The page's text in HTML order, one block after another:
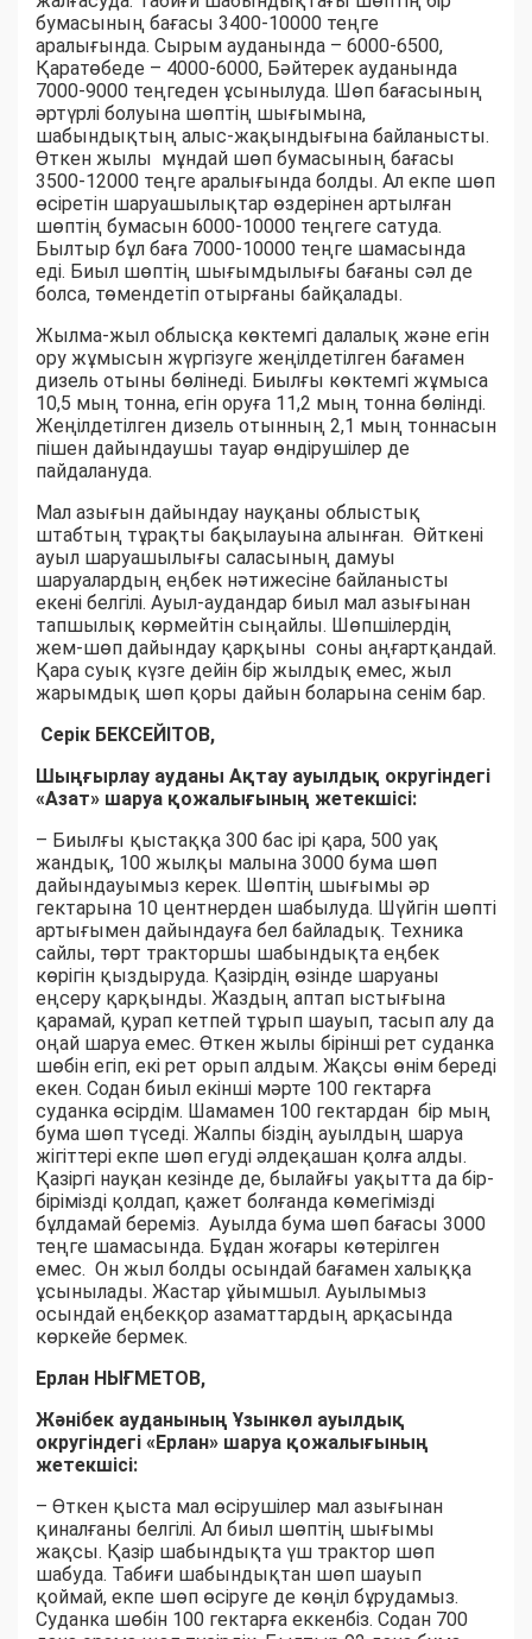
бумасының бағасы 3400-10000 теңге
аралығында. Сырым ауданында – 6000-6500,
Қаратөбеде – 4000-6000, Бәйтерек ауданында
7000-9000 теңгеден ұсынылуда. Шөп бағасының
әртүрлі болуына шөптің шығымына,
шабындықтың алыс-жақындығына байланысты.
Өткен жылы мұндай шөп бумасының бағасы
3500-12000 теңге аралығында болды. Ал екпе шөп
өсіретін шаруашылықтар өздерінен артылған
шөптің бумасын 6000-10000 теңгеге сатуда.
Былтыр бұл баға 7000-10000 теңге шамасында
еді. Биыл шөптің шығымдылығы бағаны сәл де
болса, төмендетіп отырғаны байқалады.
Жылма-жыл облысқа көктемгі далалық және егін
ору жұмысын жүргізуге жеңілдетілген бағамен
дизель отыны бөлінеді. Биылғы көктемгі жұмыса
10,5 мың тонна, егін оруға 11,2 мың тонна бөлінді.
Жеңілдетілген дизель отынның 2,1 мың тоннасын
пішен дайындаушы тауар өндірушілер де
пайдалануда.
Мал азығын дайындау науқаны облыстық
штабтың тұрақты бақылауына алынған. Өйткені
ауыл шаруашылығы саласының дамуы
шаруалардың еңбек нәтижесіне байланысты
екені белгілі. Ауыл-аудандар биыл мал азығынан
тапшылық көрмейтін сыңайлы. Шөпшілердің
жем-шөп дайындау қарқыны соны аңғартқандай.
Қара суық күзге дейін бір жылдық емес, жыл
жарымдық шөп қоры дайын боларына сенім бар.
Серік БЕКСЕЙІТОВ,
Шыңғырлау ауданы Ақтау ауылдық округіндегі
«Азат» шаруа қожалығының жетекшісі:
– Биылғы қыстаққа 300 бас ірі қара, 500 уақ
жандық, 100 жылқы малына 3000 бума шөп
дайындауымыз керек. Шөптің шығымы әр
гектарына 10 центнерден шабылуда. Шүйгін шөпті
артығымен дайындауға бел байладық. Техника
сайлы, төрт тракторшы шабындықта еңбек
көрігін қыздыруда. Қазірдің өзінде шаруаны
еңсеру қарқынды. Жаздың аптап ыстығына
қарамай, қурап кетпей тұрып шауып, тасып алу да
оңай шаруа емес. Өткен жылы бірінші рет суданка
шөбін егіп, екі рет орып алдым. Жақсы өнім береді
екен. Содан биыл екінші мәрте 100 гектарға
суданка өсірдім. Шамамен 100 гектардан бір мың
бума шөп түседі. Жалпы біздің ауылдың шаруа
жігіттері екпе шөп егуді әлдеқашан қолға алды.
Қазіргі науқан кезінде де, былайғы уақытта да бір-
бірімізді қолдап, қажет болғанда көмегімізді
бұлдамай береміз. Ауылда бума шөп бағасы 3000
теңге шамасында. Бұдан жоғары көтерілген
емес. Он жыл болды осындай бағамен халыққа
ұсынылады. Жастар ұйымшыл. Ауылымыз
осындай еңбекқор азаматтардың арқасында
көркейе бермек.
Ерлан НЫҒМЕТОВ,
Жәнібек ауданының Ұзынкөл ауылдық
округіндегі «Ерлан» шаруа қожалығының
жетекшісі:
– Өткен қыста мал өсірушілер мал азығынан
қиналғаны белгілі. Ал биыл шөптің шығымы
жақсы. Қазір шабындықта үш трактор шөп
шабуда. Табиғи шабындықтан шөп шауып
қоймай, екпе шөп өсіруге де көңіл бұрудамыз.
Суданка шөбін 100 гектарға еккенбіз. Содан 700